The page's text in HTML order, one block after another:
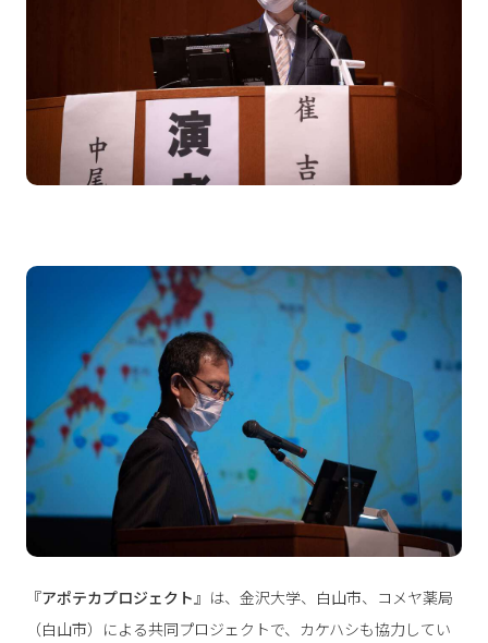
『アポテカプロジェクト 』は、金沢大学、白山市、コメヤ薬局
（白山市）による共同プロジェクトで、カケハシも協力してい